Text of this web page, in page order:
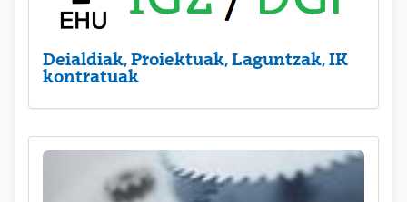
Deialdiak, Proiektuak, Laguntzak, IK
kontratuak